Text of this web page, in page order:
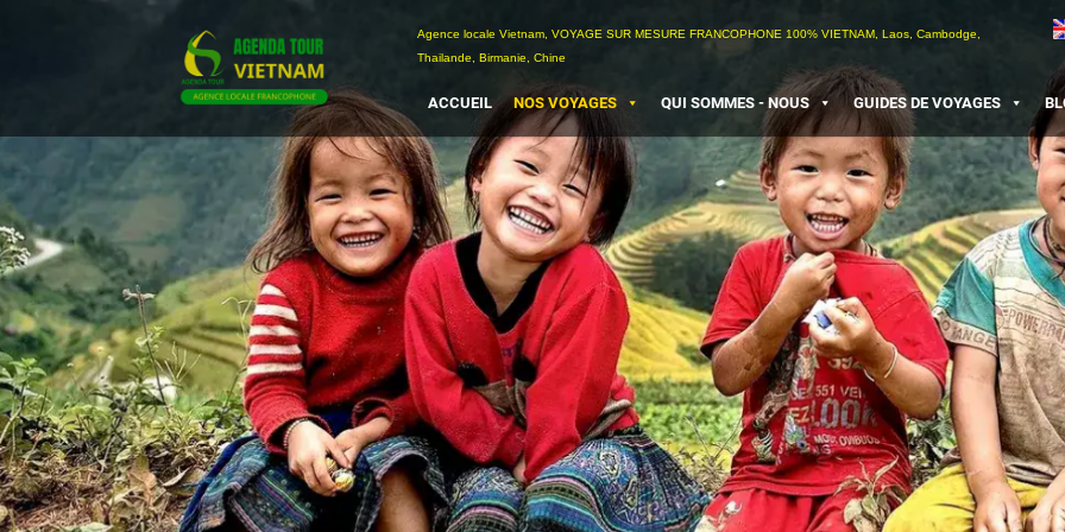
Agence locale Vietnam, VOYAGE SUR MESURE FRANCOPHONE 100% VIETNAM, Laos, Cambodge,
Thailande, Birmanie, Chine
ACCUEIL NOS VOYAGES QUI SOMMES - NOUS GUIDES DE VOYAGES